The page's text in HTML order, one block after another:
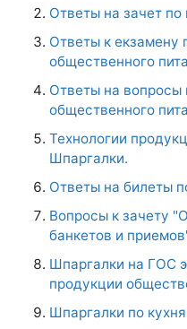
Ответы на зачет по
Ответы к екзамену
общественного
Ответы на вопросы
общественного
Технологии
Шпаргалки.
Ответы на билеты
Вопросы к зачету
банкетов и
Шпаргалки на ГОС
продукции
Шпаргалки по